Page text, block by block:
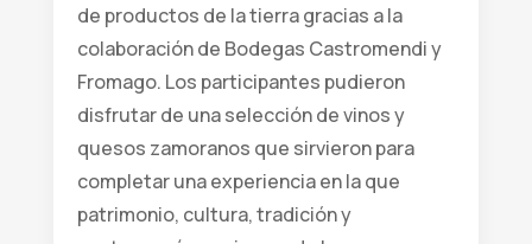
de productos de la tierra gracias a la
colaboración de Bodegas Castromendi y
Fromago. Los participantes pudieron
disfrutar de una selección de vinos y
quesos zamoranos que sirvieron para
completar una experiencia en la que
patrimonio, cultura, tradición y